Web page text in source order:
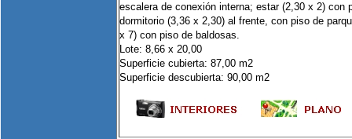
escalera de conexión interna; estar (2,30 x 2) con
dormitorio (3,36 x 2,30) al frente, con piso de
x 7) con piso de baldosas.
Lote: 8,66 x 20,00
Superficie cubierta: 87,00 m2
Superficie descubierta: 90,00 m2